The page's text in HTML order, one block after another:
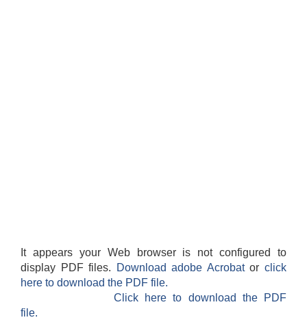
It appears your Web browser is not configured to
display PDF files.
Download adobe Acrobatorclick
here to download the PDF file.
Click here to download the PDF
file.